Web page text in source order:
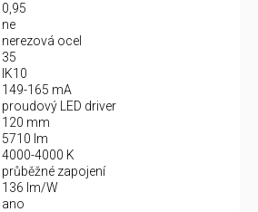
0,95
ne
nerezová ocel
35
IK10
149-165 mA
proudový LED driver
120 mm
5710 lm
4000-4000 K
průběžné zapojení
136 lm/W
ano